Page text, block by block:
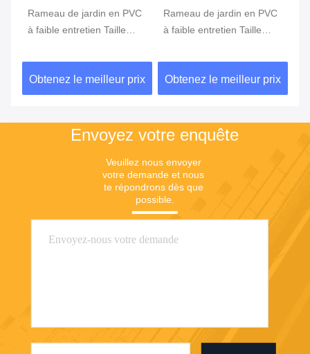
Rameau de jardin en PVC
à faible entretien Taille
jardin en plastique
extérieur pour villa de
ferme
Obtenez le meilleur prix
Clôture de jardin en vinyle
écologique, anti-corrosion,
maison, patio, parc,
isolation
Obtenez le meilleur prix
Envoyez votre enquête
Veuillez nous envoyer
votre demande et nous
te répondrons dès que
possible.